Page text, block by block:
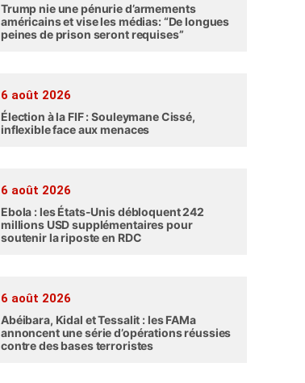
Trump nie une pénurie d’armements
américains et vise les médias: “De longues
peines de prison seront requises”
6 août 2026
Élection à la FIF : Souleymane Cissé,
inflexible face aux menaces
6 août 2026
Ebola : les États-Unis débloquent 242
millions USD supplémentaires pour
soutenir la riposte en RDC
6 août 2026
Abéibara, Kidal et Tessalit : les FAMa
annoncent une série d’opérations réussies
contre des bases terroristes